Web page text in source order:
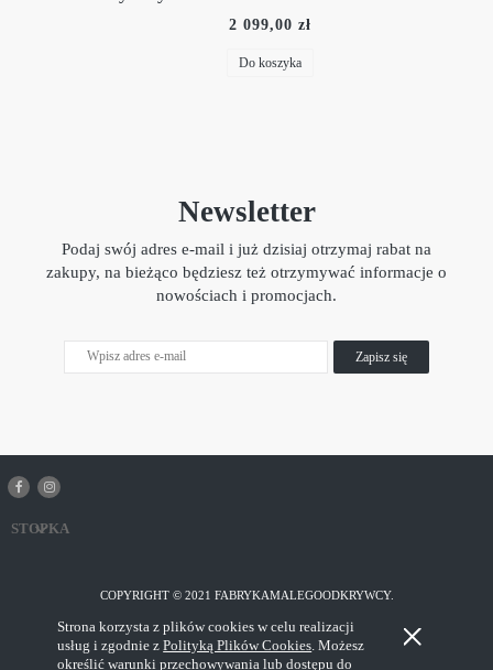
Strona korzysta z plików cookies w celu realizacji
usług i zgodnie zPolityką Plików Cookies. Możesz
określić warunki przechowywania lub dostępu do
2 099,00 zł
Do koszyka
Newsletter
Podaj swój adres e-mail i już dzisiaj otrzymaj rabat na
zakupy, na bieżąco będziesz też otrzymywać informacje o
nowościach i promocjach.
Zapisz się
STOPKA
COPYRIGHT © 2021 FABRYKAMALEGOODKRYWCY.
Pokaż pełną wersję strony